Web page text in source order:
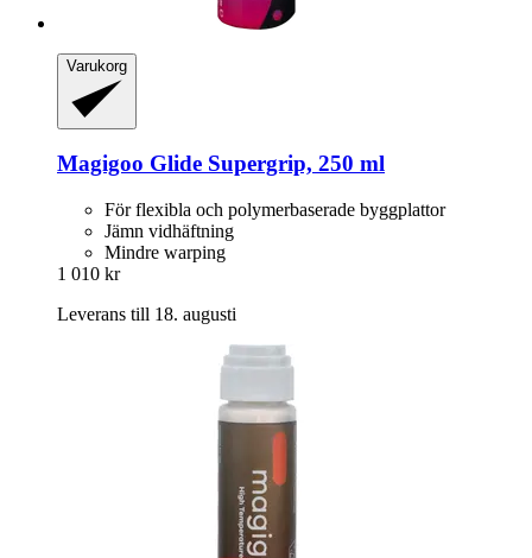
Varukorg
Magigoo Glide Supergrip, 250 ml
För flexibla och polymerbaserade byggplattor
Jämn vidhäftning
Mindre warping
1 010 kr
Leverans till 18. augusti